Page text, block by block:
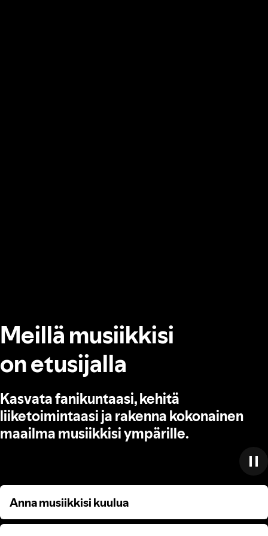
Meillä musiikkisi
on etusijalla
Kasvata fanikuntaasi, kehitä
liiketoimintaasi ja rakenna kokonainen
maailma musiikkisi ympärille.
Anna musiikkisi kuulua
Anna musiikkisi kuulua